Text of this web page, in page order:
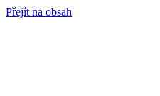
Přejít na obsah